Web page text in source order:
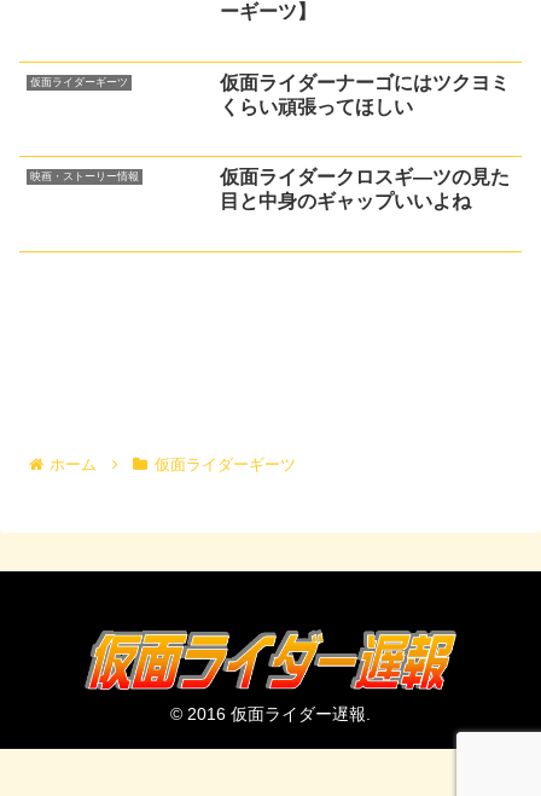
ーギーツ】
仮面ライダーギーツ
仮面ライダーナーゴにはツクヨミ
くらい頑張ってほしい
映画・ストーリー情報
仮面ライダークロスギ―ツの見た
目と中身のギャップいいよね
ホーム 仮面ライダーギーツ
© 2016 仮面ライダー遅報.